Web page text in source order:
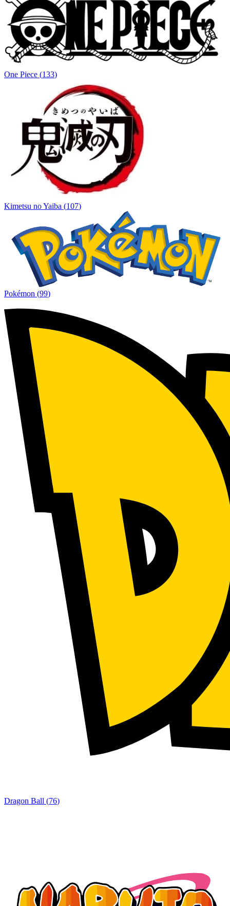
One Piece (133)
Kimetsu no Yaiba (107)
Pokémon (99)
Dragon Ball (76)